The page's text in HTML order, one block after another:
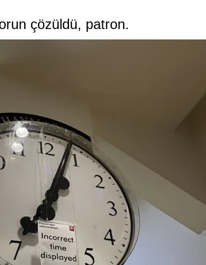
çözüldü, patron.